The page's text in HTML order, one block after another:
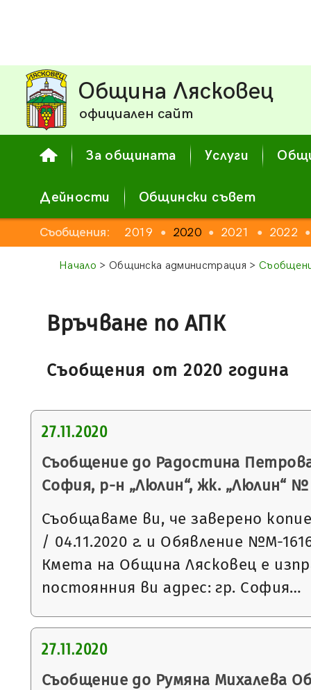
Община Лясковец
официален сайт
За общината Услуги
Дейности Общински съвет
Съобщения: 2019 ● 2020 ● 2021 ● 2022 ●
Начало > Общинска администрация >
Връчване по AПК
Съобщения от 2020 година
27.11.2020
Съобщение до Радостина
София, р-н „Люлин“, жк. „Люлин“ №
Съобщаваме ви, че заверено
/ 04.11.2020 г. и Обявление №М-
Кмета на Община Лясковец е
постоянния ви адрес: гр. София…
27.11.2020
Съобщение до Румяна Михалева